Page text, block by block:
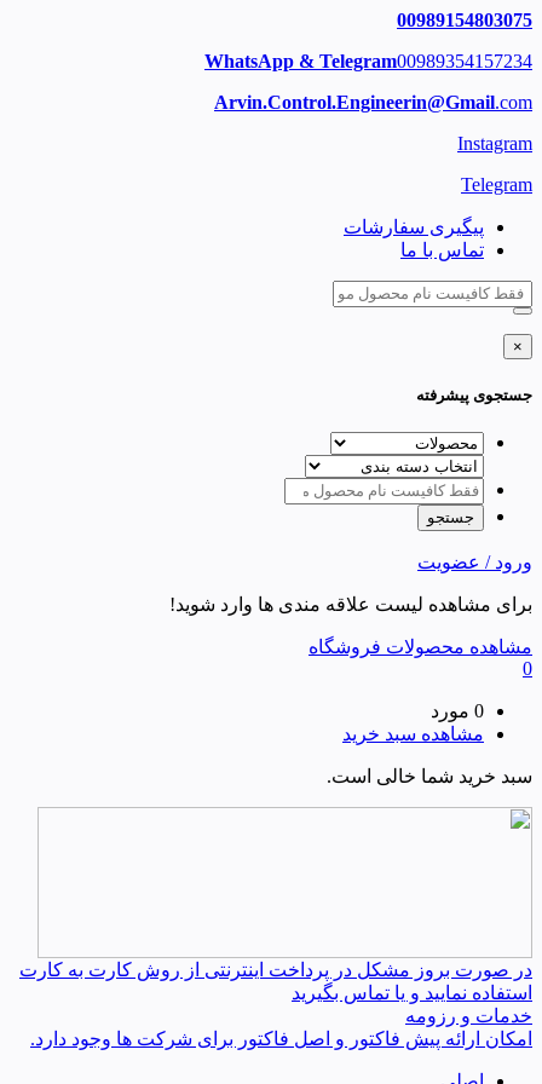
00989154803075
WhatsApp & Telegram00989354157234
Arvin.Control.Engineerin@Gmail.com
Instagram
Telegram
پیگیری سفارشات
تماس با ما
×
جستجوی پیشرفته
ورود / عضویت
برای مشاهده لیست علاقه مندی ها وارد شوید!
مشاهده محصولات فروشگاه
0
0 مورد
مشاهده سبد خرید
سبد خرید شما خالی است.
در صورت بروز مشکل در پرداخت اینترنتی از روش کارت به کارت
استفاده نمایید و یا تماس بگیرید
خدمات و رزومه
امکان ارائه پیش فاکتور و اصل فاکتور برای شرکت ها وجود دارد.